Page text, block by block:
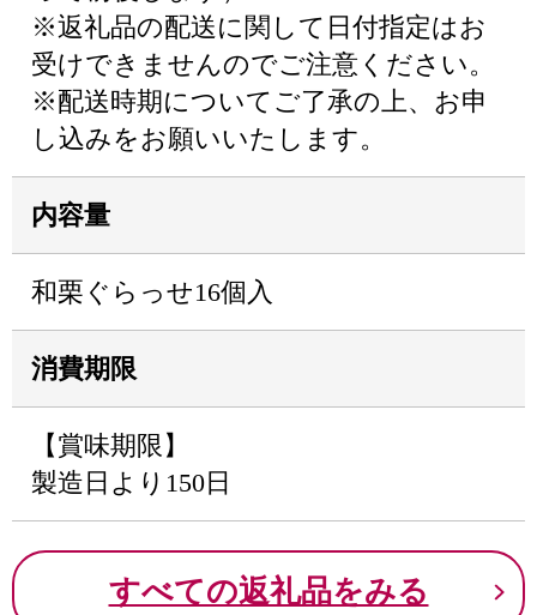
※返礼品の配送に関して日付指定はお
受けできませんのでご注意ください。
※配送時期についてご了承の上、お申
し込みをお願いいたします。
内容量
和栗ぐらっせ16個入
消費期限
【賞味期限】
製造日より150日
すべての返礼品をみる